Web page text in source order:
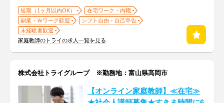
短期（1ヶ月以内OK）
在宅ワーク・内職
副業・Ｗワーク歓迎
シフト自由・自己申告
未経験者歓迎
家庭教師のトライの求人一覧を見る
株式会社トライグループ ※勤務地：富山県高岡市
【オンライン家庭教師】≪在宅≫